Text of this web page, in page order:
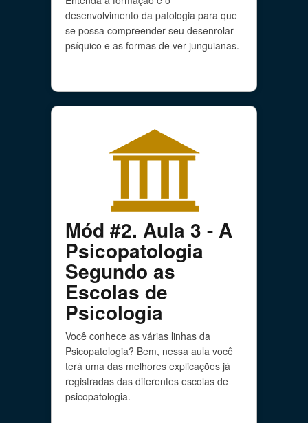
desenvolvimento da patologia para que
se possa compreender seu desenrolar
psíquico e as formas de ver junguianas.
Mód #2. Aula 3 - A
Psicopatologia
Segundo as
Escolas de
Psicologia
Você conhece as várias linhas da
Psicopatologia? Bem, nessa aula você
terá uma das melhores explicações já
registradas das diferentes escolas de
psicopatologia.